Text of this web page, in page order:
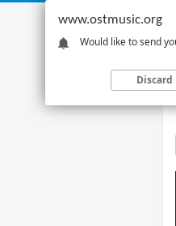
www.ostmusic.org
Would like to send
Discard